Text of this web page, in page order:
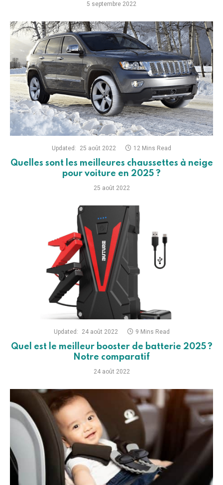
5 septembre 2022
Updated: 25 août 2022 12 Mins Read
Quelles sont les meilleures chaussettes à neige
pour voiture en 2025 ?
25 août 2022
Updated: 24 août 2022 9 Mins Read
Quel est le meilleur booster de batterie 2025 ?
Notre comparatif
24 août 2022